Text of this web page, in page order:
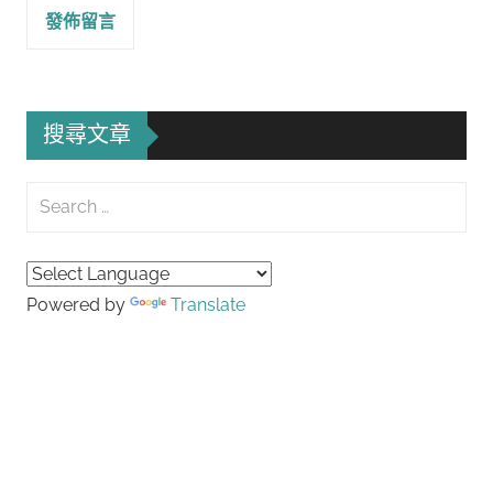
搜尋文章
Search
Powered by Translate